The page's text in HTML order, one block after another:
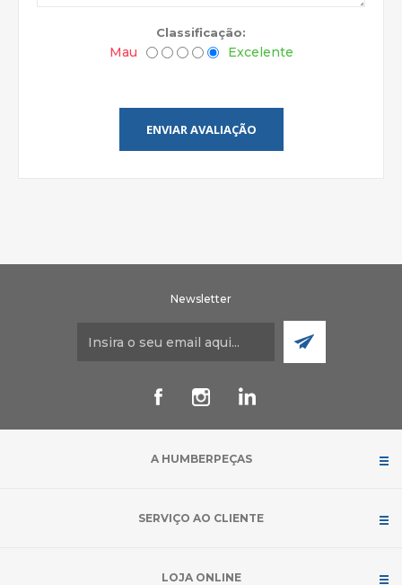
Classificação:
Mau Excelente
ENVIAR AVALIAÇÃO
Newsletter
A HUMBERPEÇAS
SERVIÇO AO CLIENTE
LOJA ONLINE